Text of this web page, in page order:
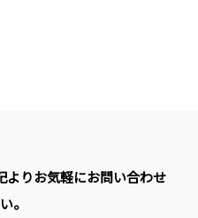
よりお気軽にお問い合わせ
。